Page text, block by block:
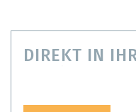
DIREKT IN